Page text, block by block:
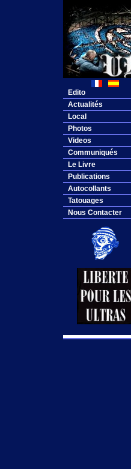
Edito
Actualités
Local
Photos
Videos
Communiqués
Le Livre
Publications
Autocollants
Tatouages
Nous Contacter